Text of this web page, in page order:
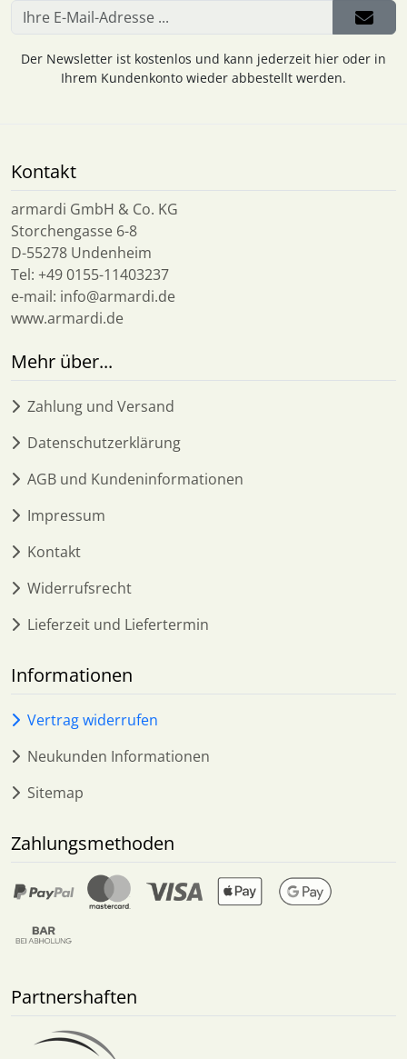
Der Newsletter ist kostenlos und kann jederzeit hier oder in
Ihrem Kundenkonto wieder abbestellt werden.
Kontakt
armardi GmbH & Co. KG
Storchengasse 6-8
D-55278 Undenheim
Tel: +49 0155-11403237
e-mail: info@armardi.de
www.armardi.de
Mehr über...
Zahlung und Versand
Datenschutzerklärung
AGB und Kundeninformationen
Impressum
Kontakt
Widerrufsrecht
Lieferzeit und Liefertermin
Informationen
Vertrag widerrufen
Neukunden Informationen
Sitemap
Zahlungsmethoden
Partnershaften